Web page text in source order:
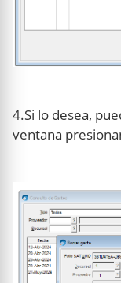
4.Si lo desea,
ventana